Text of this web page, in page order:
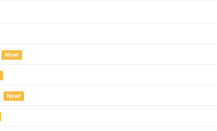
New!
New!